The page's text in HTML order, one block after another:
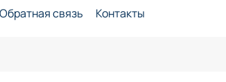
Обратная связь Контакты